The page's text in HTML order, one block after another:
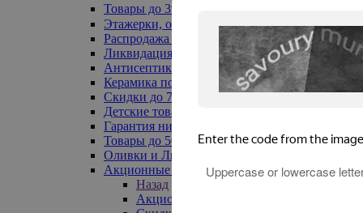
Товары до 399₽
Этажерки, обувницы
Распродажа текстиля до -50%
Ликвидация до -70%
Антисептики
Керамика по 129 руб
Скидки до 70%
Детские товары
Гарантия низкой цены
Товары до 500 руб
Оливки и Лимоны
Акционные товары
Назад
Акционные товары